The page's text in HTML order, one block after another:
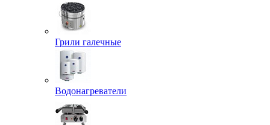
Грили галечные
Водонагреватели